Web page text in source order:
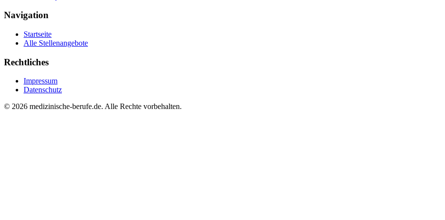
Navigation
Startseite
Alle Stellenangebote
Rechtliches
Impressum
Datenschutz
© 2026 medizinische-berufe.de. Alle Rechte vorbehalten.